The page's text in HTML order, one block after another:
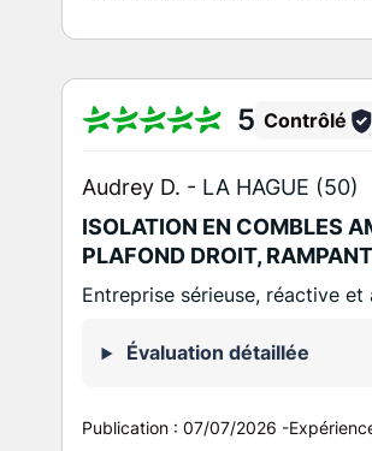
5 Contrôlé
Audrey D. - LA HAGUE (50)
ISOLATION EN COMBLES
PLAFOND DROIT,
Entreprise sérieuse, réactive et
Évaluation détaillée
Publication :07/07/2026 -